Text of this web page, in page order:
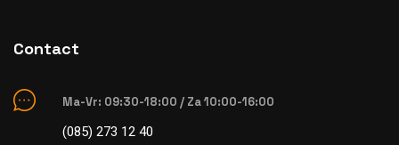
Contact
Ma-Vr: 09:30-18:00 / Za 10:00-16:00
(085) 273 12 40